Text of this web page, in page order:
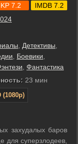
, Детективы,
, Боевики,
, Фантастика
23 мин
(1080p)
KP 7.2 IMDB 7.2
захудалых баров
для суперзлодеев,